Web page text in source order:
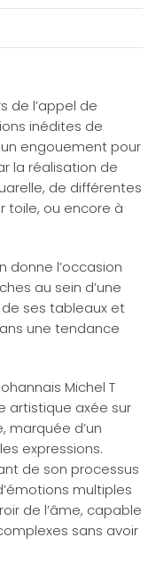
de l’appel de
inédites de
engouement pour
la réalisation de
de différentes
toile, ou encore à
donne l’occasion
au sein d’une
ses tableaux et
une tendance
Michel T
artistique axée sur
marquée d’un
expressions.
de son processus
multiples
de l’âme, capable
sans avoir